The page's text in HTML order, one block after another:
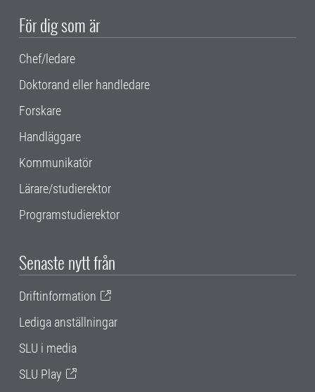
För dig som är
Chef/ledare
Doktorand eller handledare
Forskare
Handläggare
Kommunikatör
Lärare/studierektor
Programstudierektor
Senaste nytt från
Driftinformation
Lediga anställningar
SLU i media
SLU Play